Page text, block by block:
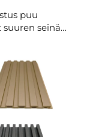
puu
seinän